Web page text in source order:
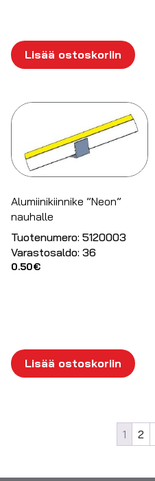
Lisää ostoskoriin
Alumiinikiinnike ”Neon”
nauhalle
Tuotenumero: 5120003
Varastosaldo: 36
0.50€
Lisää ostoskoriin
1 2